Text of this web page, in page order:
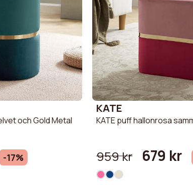
och Gold Metal
-17%
KATE
KATE puff hallonrosa
959 kr 679 kr